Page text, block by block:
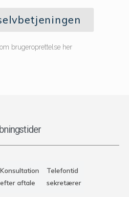
brugeroprettelse her
Konsultation
efter aftale
Telefontid
sekretærer